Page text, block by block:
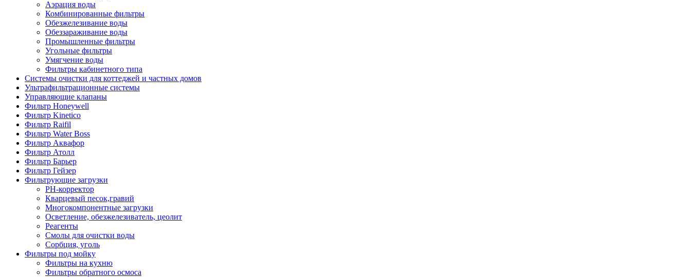
Аэрация воды
Комбинированные фильтры
Обезжелезивание воды
Обеззараживание воды
Промышленные фильтры
Угольные фильтры
Умягчение воды
Фильтры кабинетного типа
Системы очистки для коттеджей и частных домов
Ультрафильтрационные системы
Управляющие клапаны
Фильтр Honeywell
Фильтр Kinetico
Фильтр Raifil
Фильтр Water Boss
Фильтр Аквафор
Фильтр Атолл
Фильтр Барьер
Фильтр Гейзер
Фильтрующие загрузки
PH-корректор
Кварцевый песок,гравий
Многокомпонентные загрузки
Осветление, обезжелезиватель, цеолит
Реагенты
Смолы для очистки воды
Сорбция, уголь
Фильтры под мойку
Фильтры на кухню
Фильтры обратного осмоса